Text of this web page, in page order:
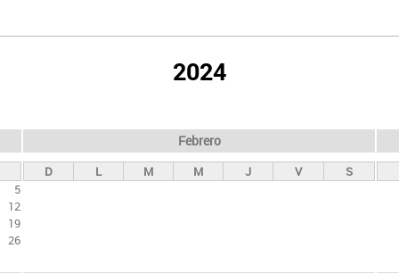
2024
5
12
19
26
Febrero
D L M M J V S